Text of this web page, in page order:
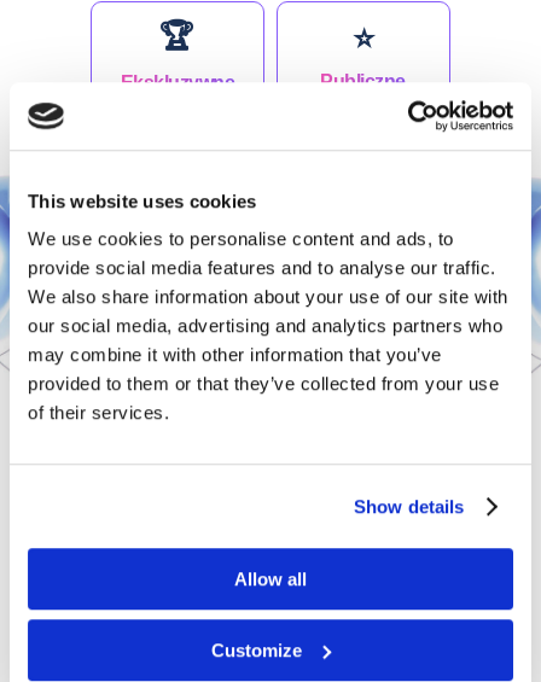
This website uses cookies
We use cookies to personalise content and ads, to
provide social media features and to analyse our traffic.
We also share information about your use of our site with
our social media, advertising and analytics partners who
may combine it with other information that you’ve
provided to them or that they’ve collected from your use
of their services.
Show details
Allow all
Customize
Oraz prestiżowy tytuł Zemits
Champion 2025
⭐️
Publiczne
🏆
Ekskluzywne